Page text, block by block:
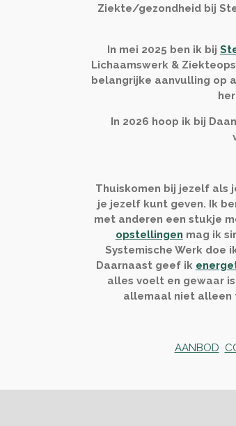
Ziekte/gezondheid bij
In mei 2025 ben ik bij
Lichaamswerk &
belangrijke aanvulling op
In 2026 hoop ik bij
Thuiskomen bij jezelf als
je jezelf kunt geven. Ik
met anderen een stukje
opstellingen mag ik
Systemische Werk doe
Daarnaast geef ik
alles voelt en gewaar
allemaal niet alleen
AANBOD